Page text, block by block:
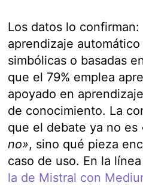
Los datos lo
aprendizaje
simbólicas o basadas
que el 79% emplea
apoyado en
de conocimiento. La
que el debate ya no es
no», sino qué pieza
caso de uso. En la
la de Mistral con